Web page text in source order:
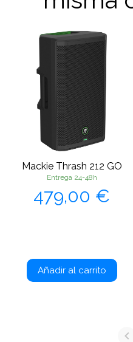
Mackie Thrash 212 GO
Entrega 24-48h
Precio
479,00 €
Añadir al carrito